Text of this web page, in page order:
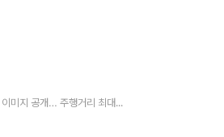
현대차 '캐스퍼 일렉트릭' 티저 이미지 공개… 주행거리 최대 315km